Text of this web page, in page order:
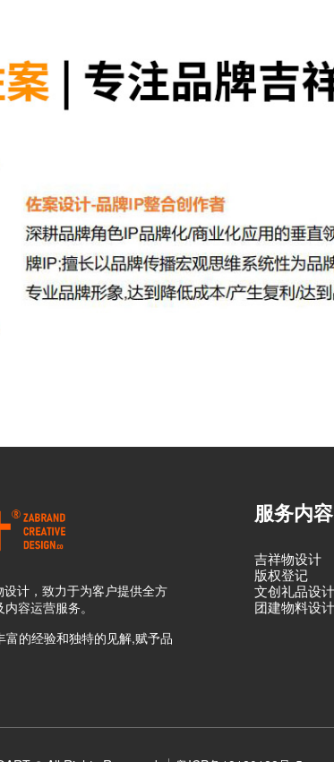
计，致力于为客户提供全方
容运营服务。
的经验和独特的见解,赋予品
服务内容
吉祥物设计
版权登记
文创礼品设计
团建物料设计